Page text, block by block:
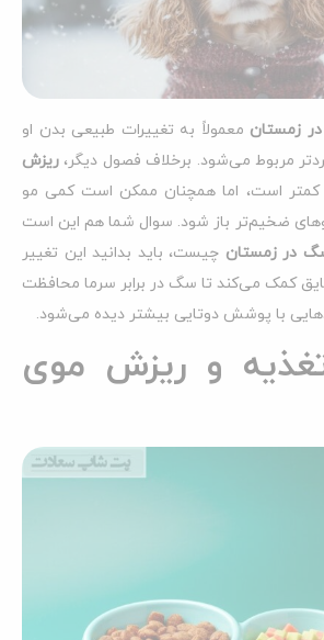
زمستان معمولاً به تغییرات طبیعی بدن او
مربوط می‌شود. برخلاف فصول دیگر، ریزش
کمتر است، اما همچنان ممکن است کمی مو
ضخیم‌تر باز شود. سوال شما هم این است
در زمستان چیست، باید بدانید این تغییر
کمک می‌کند تا سگ در برابر سرما محافظت
با پوشش دوتایی بیشتر دیده می‌شود.
تغذیه و ریزش موی